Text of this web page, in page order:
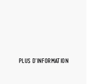
PLUS D'INFORMATION